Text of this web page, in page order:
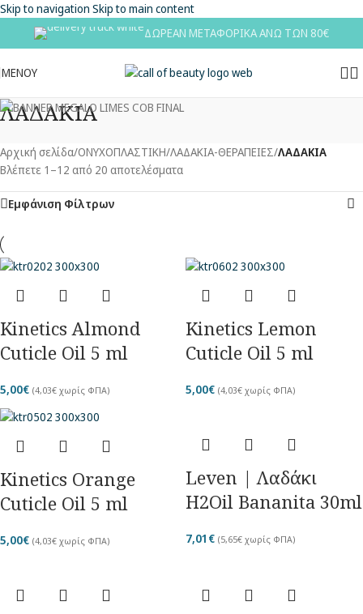
Skip to navigation Skip to main content
ΔΩΡΕΑΝ ΜΕΤΑΦΟΡΙΚΑ ΑΝΩ ΤΩΝ 80€
ΜΕΝΟΥ
ΛΑΔΑΚΙΑ
Αρχική σελίδα/ΟΝΥΧΟΠΛΑΣΤΙΚΗ/ΛΑΔΑΚΙΑ-ΘΕΡΑΠΕΙΕΣ/ΛΑΔΑΚΙΑ
Βλέπετε 1–12 από 20 αποτελέσματα
Εμφάνιση Φίλτρων
Kinetics Almond
Cuticle Oil 5 ml
5,00€ (4,03€ χωρίς ΦΠΑ)
Kinetics Lemon
Cuticle Oil 5 ml
5,00€ (4,03€ χωρίς ΦΠΑ)
Kinetics Orange
Cuticle Oil 5 ml
5,00€ (4,03€ χωρίς ΦΠΑ)
Leven | Λαδάκι
Η2Oil Bananita 30ml
7,01 € (5,65€ χωρίς ΦΠΑ)